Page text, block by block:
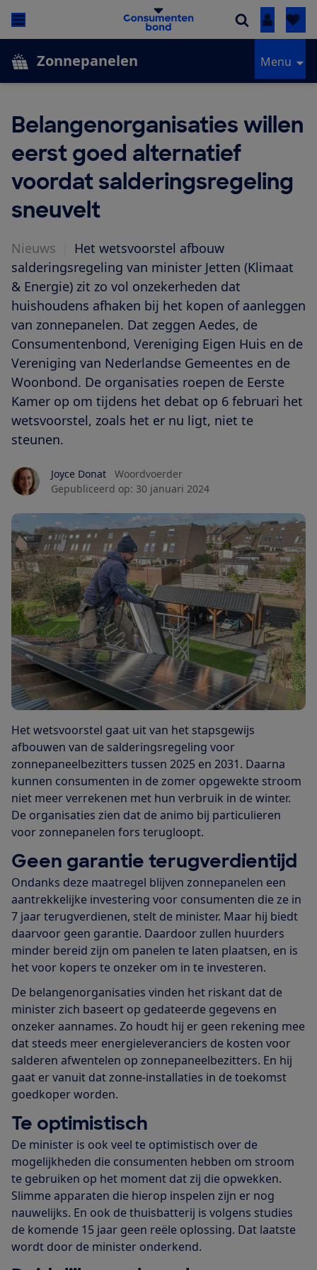
Inloggen
Zonnepanelen Menu
Belangenorganisaties willen
eerst goed alternatief
voordat salderingsregeling
sneuvelt
Nieuws
Het wetsvoorstel afbouw
salderingsregeling van minister Jetten (Klimaat
& Energie) zit zo vol onzekerheden dat
huishoudens afhaken bij het kopen of aanleggen
van zonnepanelen. Dat zeggen Aedes, de
Consumentenbond, Vereniging Eigen Huis en de
Vereniging van Nederlandse Gemeentes en de
Woonbond. De organisaties roepen de Eerste
Kamer op om tijdens het debat op 6 februari het
wetsvoorstel, zoals het er nu ligt, niet te
steunen.
Joyce Donat
Woordvoerder
Gepubliceerd op: 30 januari 2024
Het wetsvoorstel gaat uit van het stapsgewijs
afbouwen van de salderingsregeling voor
zonnepaneelbezitters tussen 2025 en 2031. Daarna
kunnen consumenten in de zomer opgewekte stroom
niet meer verrekenen met hun verbruik in de winter.
De organisaties zien dat de animo bij particulieren
voor zonnepanelen fors terugloopt.
Geen garantie terugverdientijd
Ondanks deze maatregel blijven zonnepanelen een
aantrekkelijke investering voor consumenten die ze in
7 jaar terugverdienen, stelt de minister. Maar hij biedt
daarvoor geen garantie. Daardoor zullen huurders
minder bereid zijn om panelen te laten plaatsen, en is
het voor kopers te onzeker om in te investeren.
De belangenorganisaties vinden het riskant dat de
minister zich baseert op gedateerde gegevens en
onzeker aannames. Zo houdt hij er geen rekening mee
dat steeds meer energieleveranciers de kosten voor
salderen afwentelen op zonnepaneelbezitters. En hij
gaat er vanuit dat zonne-installaties in de toekomst
goedkoper worden.
Te optimistisch
De minister is ook veel te optimistisch over de
mogelijkheden die consumenten hebben om stroom
te gebruiken op het moment dat zij die opwekken.
Slimme apparaten die hierop inspelen zijn er nog
nauwelijks. En ook de thuisbatterij is volgens studies
de komende 15 jaar geen reële oplossing. Dat laatste
wordt door de minister onderkend.